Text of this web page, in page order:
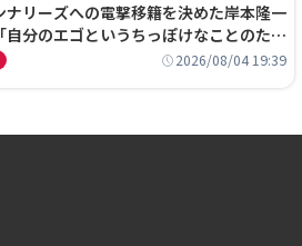
ナリーズへの電撃移籍を決めた岸本隆一
自分のエゴというちっぽけなことのため
来たわけではない」
2026/08/04 19:39